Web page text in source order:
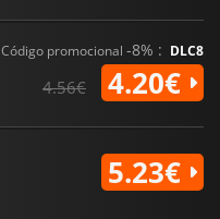
Código promocional -8% : DLC8
4.56€ 4.20€
5.23€